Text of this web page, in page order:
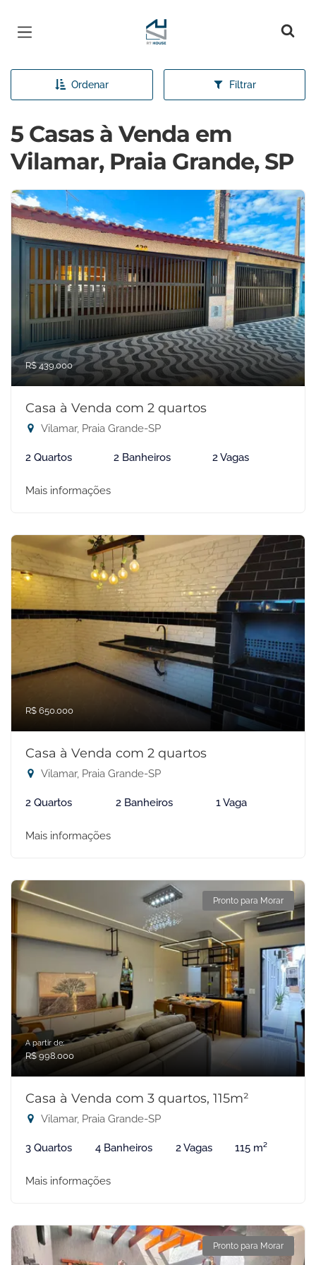
Página inicial
Ordenar Filtrar
5 Casas à Venda em
Vilamar, Praia Grande, SP
R$ 439.000
Casa à Venda com 2 quartos
Vilamar, Praia Grande-SP
2 Quartos 2 Banheiros 2 Vagas
Mais informações
R$ 650.000
Casa à Venda com 2 quartos
Vilamar, Praia Grande-SP
2 Quartos 2 Banheiros 1 Vaga
Mais informações
Pronto para Morar
A partir de:
R$ 998.000
Casa à Venda com 3 quartos, 115m²
Vilamar, Praia Grande-SP
3 Quartos 4 Banheiros 2 Vagas 115 m²
Mais informações
Pronto para Morar